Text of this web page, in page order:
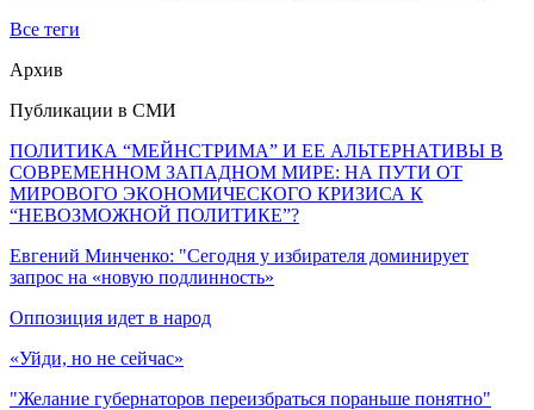
Все теги
Архив
Публикации в СМИ
ПОЛИТИКА “МЕЙНСТРИМА” И ЕЕ АЛЬТЕРНАТИВЫ В
СОВРЕМЕННОМ ЗАПАДНОМ МИРЕ: НА ПУТИ ОТ
МИРОВОГО ЭКОНОМИЧЕСКОГО КРИЗИСА К
“НЕВОЗМОЖНОЙ ПОЛИТИКЕ”?
Евгений Минченко: "Сегодня у избирателя доминирует
запрос на «новую подлинность»
Оппозиция идет в народ
«Уйди, но не сейчас»
"Желание губернаторов переизбраться пораньше понятно"